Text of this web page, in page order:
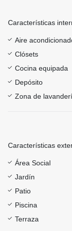
Características
Aire
Clósets
Cocina equipada
Depósito
Zona de
Características
Área Social
Jardín
Patio
Piscina
Terraza